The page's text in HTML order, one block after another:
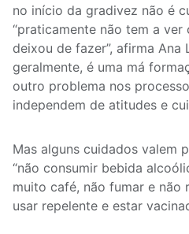
no início da gradivez não é
“praticamente não tem a
deixou de fazer”, afirma Ana
geralmente, é uma má
outro problema nos
independem de atitudes e
Mas alguns cuidados valem
“não consumir bebida
muito café, não fumar e não
usar repelente e estar